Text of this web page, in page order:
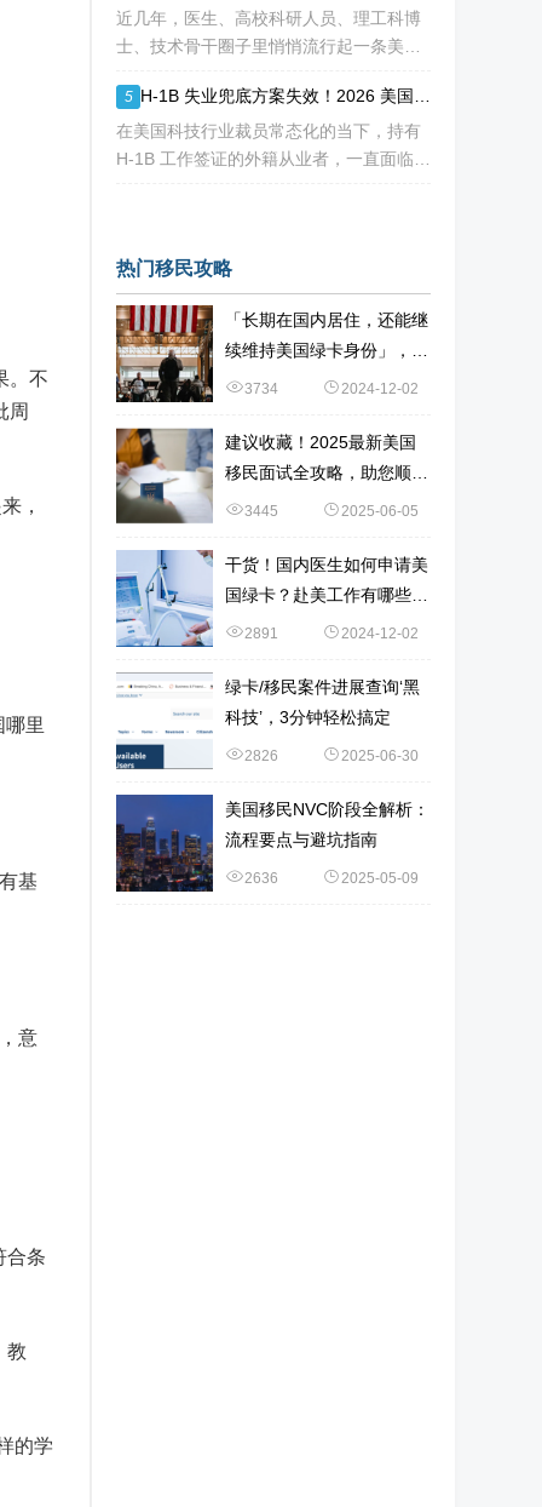
。不
周
，
里
基
意
合条
教
的学
EB-1A（杰出人才）的申请人来说，这
近几年，医生、高校科研人员、理工科博
士、技术骨干圈子里悄悄流行起一条美国
不用提前赴美求职、不用绑定美国雇主、
无需上百万美元投资
5
在美国科技行业裁员常态化的当下，持有
H-1B 工作签证的外籍从业者，一直面临独
热门移民攻略
「长期在国内居住，还能继
续维持美国绿卡身份」，如
何办到？
3734 2024-12-02
建议收藏！2025最新美国
移民面试全攻略，助您顺利
通关~
3445 2025-06-05
干货！国内医生如何申请美
国绿卡？赴美工作有哪些选
择？2891 2024-12-02
绿卡/移民案件进展查询‘黑
科技’，3分钟轻松搞定
2826 2025-06-30
美国移民NVC阶段全解析：
流程要点与避坑指南
2636 2025-05-09